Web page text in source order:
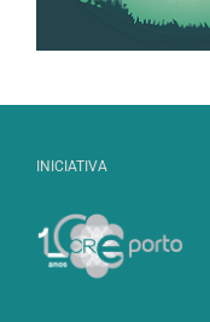
INICIATIVA